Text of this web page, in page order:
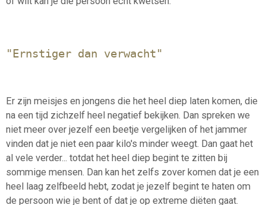
"Ernstiger dan verwacht"
Er zijn meisjes en jongens die het heel diep laten komen, die
na een tijd zichzelf heel negatief bekijken. Dan spreken we
niet meer over jezelf een beetje vergelijken of het jammer
vinden dat je niet een paar kilo's minder weegt. Dan gaat het
al vele verder... totdat het heel diep begint te zitten bij
sommige mensen. Dan kan het zelfs zover komen dat je een
heel laag zelfbeeld hebt, zodat je jezelf begint te haten om
de persoon wie je bent of dat je op extreme diëten gaat.